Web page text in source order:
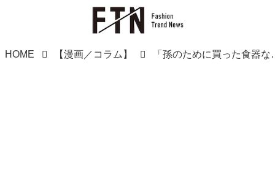
HOME 【漫画／コラム】 「孫のために買った